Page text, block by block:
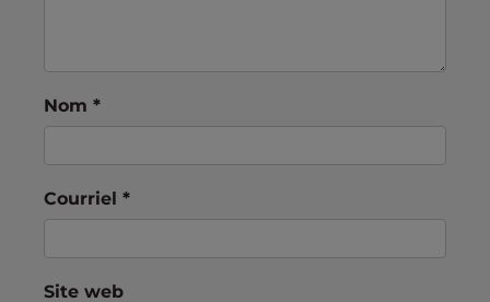
Nom *
Courriel *
Site web